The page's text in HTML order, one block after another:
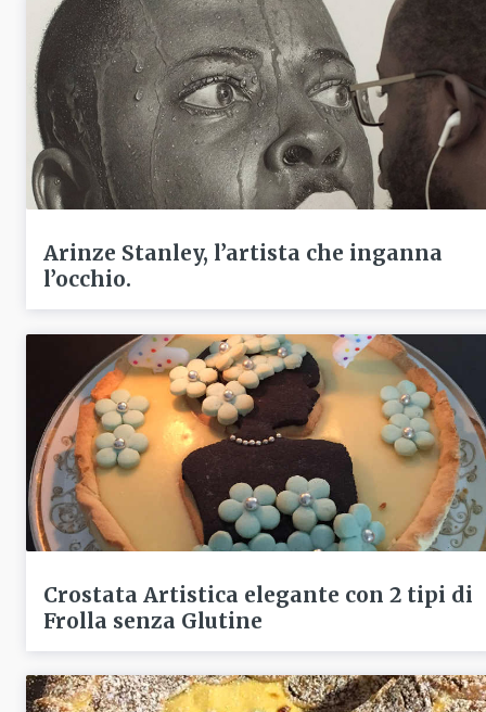
Arinze Stanley, l’artista che inganna
l’occhio.
Crostata Artistica elegante con 2 tipi di
Frolla senza Glutine